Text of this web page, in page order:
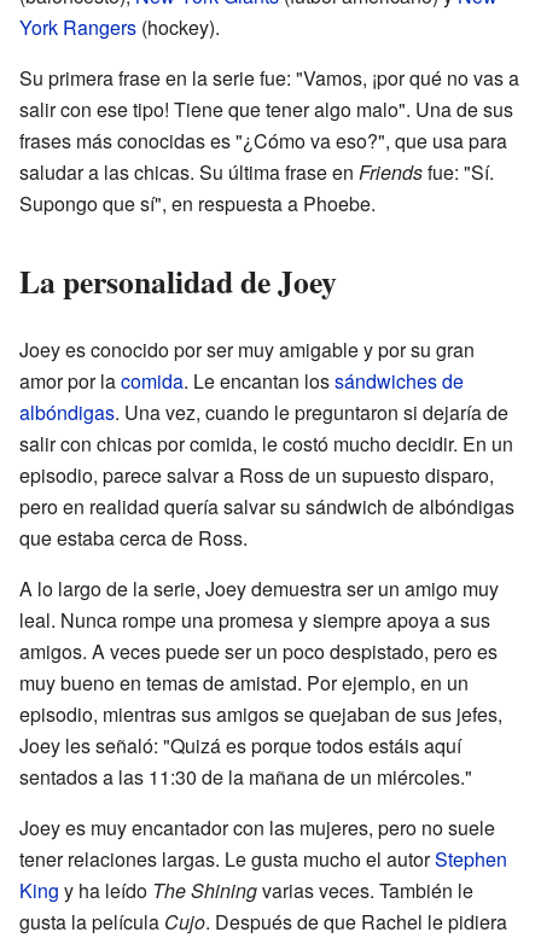
York Rangers (hockey).
Su primera frase en la serie fue: "Vamos, ¡por qué no vas a
salir con ese tipo! Tiene que tener algo malo". Una de sus
frases más conocidas es "¿Cómo va eso?", que usa para
saludar a las chicas. Su última frase en Friendsfue: "Sí.
Supongo que sí", en respuesta a Phoebe.
La personalidad de Joey
Joey es conocido por ser muy amigable y por su gran
amor por lacomida. Le encantan lossándwiches de
albóndigas. Una vez, cuando le preguntaron si dejaría de
salir con chicas por comida, le costó mucho decidir. En un
episodio, parece salvar a Ross de un supuesto disparo,
pero en realidad quería salvar su sándwich de albóndigas
que estaba cerca de Ross.
A lo largo de la serie, Joey demuestra ser un amigo muy
leal. Nunca rompe una promesa y siempre apoya a sus
amigos. A veces puede ser un poco despistado, pero es
muy bueno en temas de amistad. Por ejemplo, en un
episodio, mientras sus amigos se quejaban de sus jefes,
Joey les señaló: "Quizá es porque todos estáis aquí
sentados a las 11:30 de la mañana de un miércoles."
Joey es muy encantador con las mujeres, pero no suele
tener relaciones largas. Le gusta mucho el autorStephen
King y ha leído The Shiningvarias veces. También le
gusta la película Cujo. Después de que Rachel le pidiera